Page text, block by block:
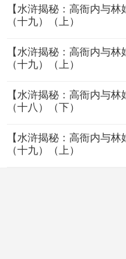
【水浒揭秘：高衙内与
（十九）（上）
【水浒揭秘：高衙内与
（十九）（上）
【水浒揭秘：高衙内与
（十八）（下）
【水浒揭秘：高衙内与
（十九）（上）